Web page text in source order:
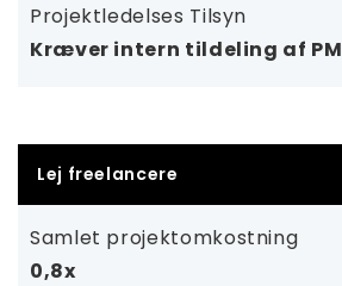
Projektledelses Tilsyn
Kræver intern tildeling af PM
Lej freelancere
Samlet projektomkostning
0,8x